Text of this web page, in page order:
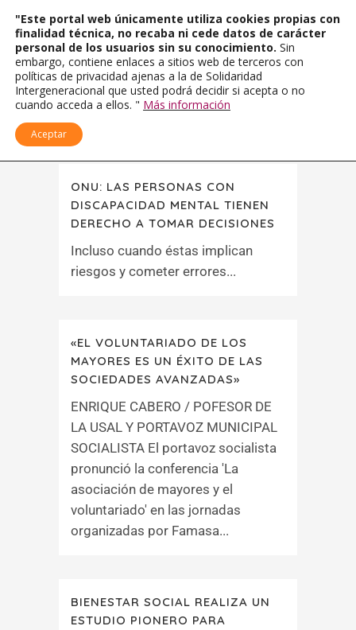
ONU: LAS PERSONAS CON
DISCAPACIDAD MENTAL TIENEN
DERECHO A TOMAR DECISIONES
Incluso cuando éstas implican
riesgos y cometer errores...
«EL VOLUNTARIADO DE LOS
MAYORES ES UN ÉXITO DE LAS
SOCIEDADES AVANZADAS»
ENRIQUE CABERO / POFESOR DE
LA USAL Y PORTAVOZ MUNICIPAL
SOCIALISTA El portavoz socialista
pronunció la conferencia 'La
asociación de mayores y el
voluntariado' en las jornadas
organizadas por Famasa...
BIENESTAR SOCIAL REALIZA UN
ESTUDIO PIONERO PARA
"Este portal web únicamente utiliza cookies propias con
finalidad técnica, no recaba ni cede datos de carácter
personal de los usuarios sin su conocimiento. Sin
embargo, contiene enlaces a sitios web de terceros con
políticas de privacidad ajenas a la de Solidaridad
Intergeneracional que usted podrá decidir si acepta o no
cuando acceda a ellos. " Más información
Aceptar